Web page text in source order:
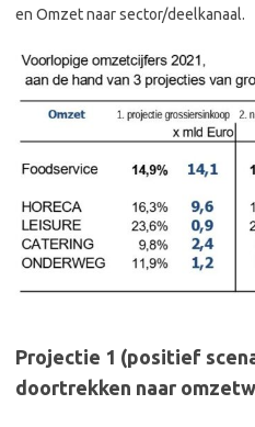
en Omzet naar sector/deelkanaal.
Projectie 1 (positief
doortrekken naar